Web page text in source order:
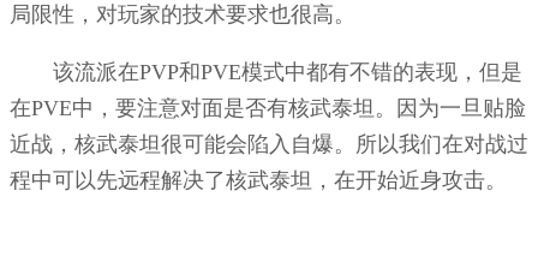
局限性，对玩家的技术要求也很高。
该流派在PVP和PVE模式中都有不错的表现，但是
在PVE中，要注意对面是否有核武泰坦。因为一旦贴脸
近战，核武泰坦很可能会陷入自爆。所以我们在对战过
程中可以先远程解决了核武泰坦，在开始近身攻击。